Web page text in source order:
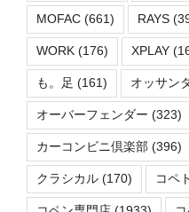
MOFAC (661) RAYS
WORK (176) XPLAY
も。足 (161) オッサン
オーバーフェンダー (323)
カーコンビニ倶楽部 (396)
クラシカル (170) コペ